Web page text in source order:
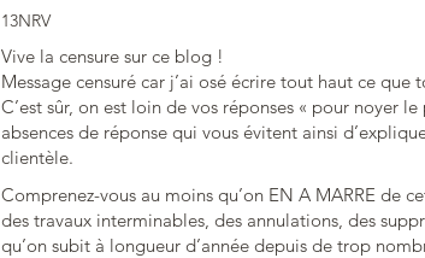
13NRV
Vive la censure sur ce blog !
Message censuré car j’ai osé écrire tout haut ce
C’est sûr, on est loin de vos réponses « pour noyer
absences de réponse qui vous évitent ainsi
clientèle.
Comprenez-vous au moins qu’on EN A MARRE de
des travaux interminables, des annulations, des
qu’on subit à longueur d’année depuis de trop